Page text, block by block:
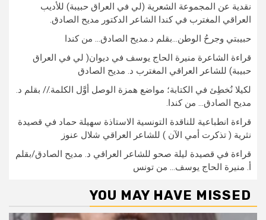
نقدية عن المجموعة الشعرية (لي في العراق حبيبة) للأديب
العراقي المغترب في كندا الشاعر الدكتور مديح الصادق.
حبيبتي وجرحُ الوطن…بقلم د.مديح الصادق… من كندا
قراءة الشاعرة منيرة الحاج يوسف في ديوان( لي في العراق
حبيبة) للشاعر العراقي المغترب د. مديح الصادق
لكيلا نُخطِئ في الكتابة؛ مواضع همزة الوصل أوَّل الكلمة.// بقلم د.
مديح الصادق… من كندا.
قراءة انطباعية للناقدة التونسية الاستاذة سهيلة حماد في قصيدة
نثرية ( تذكرت أمي الآن ) للشاعر العراقي شلال عنوز
قراءة في قصيدة ليلة صحو للشاعر العراقي د. مديح الصادق/بقلم
أ. منيرة الحاج يوسف… من تونس
YOU MAY HAVE MISSED